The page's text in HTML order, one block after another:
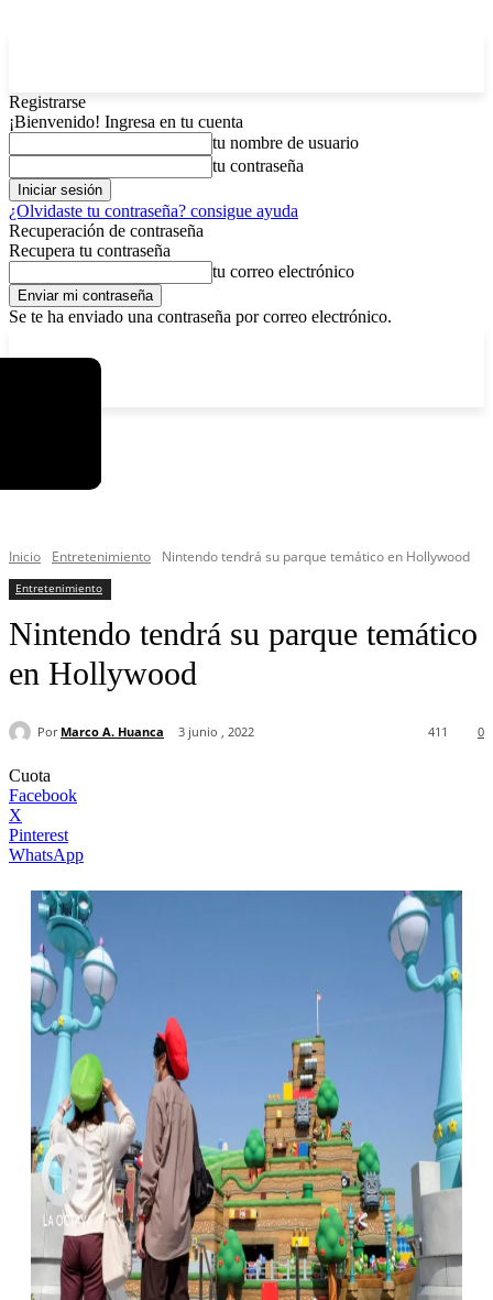
Registrarse
¡Bienvenido! Ingresa en tu cuenta
tu nombre de usuario
tu contraseña
¿Olvidaste tu contraseña? consigue ayuda
Recuperación de contraseña
Recupera tu contraseña
tu correo electrónico
Se te ha enviado una contraseña por correo electrónico.
Inicio Entretenimiento Nintendo tendrá su parque temático en Hollywood
Entretenimiento
Nintendo tendrá su parque temático
en Hollywood
Por Marco A. Huanca 3 junio , 2022 0
411
Cuota
Facebook
X
Pinterest
WhatsApp